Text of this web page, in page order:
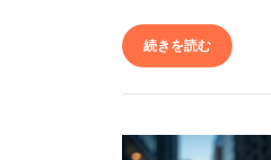
続きを読む